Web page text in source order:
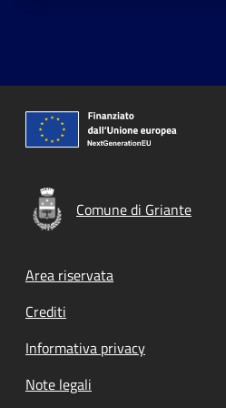
Comune di Griante
Footer menu
Area riservata
Crediti
Informativa privacy
Note legali